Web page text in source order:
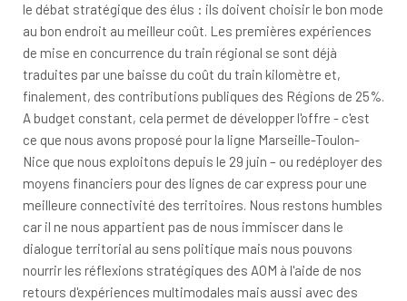
le débat stratégique des élus : ils doivent choisir le bon mode
au bon endroit au meilleur coût. Les premières expériences
de mise en concurrence du train régional se sont déjà
traduites par une baisse du coût du train kilomètre et,
finalement, des contributions publiques des Régions de 25%.
A budget constant, cela permet de développer l'offre - c'est
ce que nous avons proposé pour la ligne Marseille-Toulon-
Nice que nous exploitons depuis le 29 juin – ou redéployer des
moyens financiers pour des lignes de car express pour une
meilleure connectivité des territoires. Nous restons humbles
car il ne nous appartient pas de nous immiscer dans le
dialogue territorial au sens politique mais nous pouvons
nourrir les réflexions stratégiques des AOM à l'aide de nos
retours d'expériences multimodales mais aussi avec des